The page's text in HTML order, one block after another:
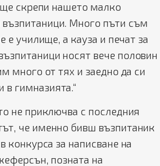
ще скрепи нашето малко
Много пъти съм
е училище, а кауза и печат за
носят вече половин
много от тях и заедно да си
гимназията.“
не приключва с последния
че именно бивш възпитаник
конкурса за написване на
позната на